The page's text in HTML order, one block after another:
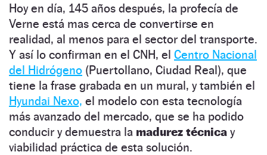
Hoy en día, 145 años después, la profecía de
Verne está mas cerca de convertirse en
realidad, al menos para el sector del transporte.
Y así lo confirman en el CNH, el Centro Nacional
del Hidrógeno (Puertollano, Ciudad Real), que
tiene la frase grabada en un mural, y también el
Hyundai Nexo, el modelo con esta tecnología
más avanzado del mercado, que se ha podido
conducir y demuestra la madurez técnica y
viabilidad práctica de esta solución.